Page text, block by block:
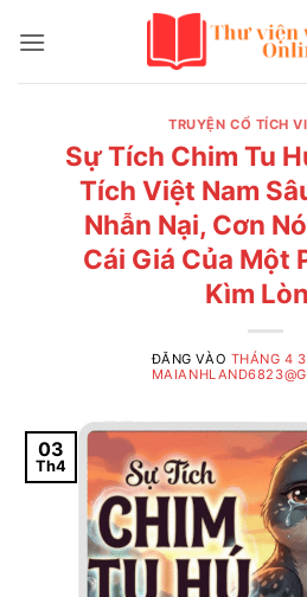
qua
TRUYỆN CỔ TÍCH
Sự Tích Chim Tu
Tích Việt Nam
Nhẫn Nại, Cơn
Cái Giá Của Một
Kìm
ĐĂNG VÀO THÁNG 4
03
Th4